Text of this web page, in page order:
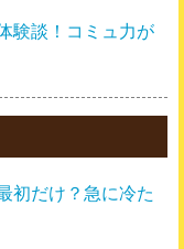
験談！コミュ力が
初だけ？急に冷た